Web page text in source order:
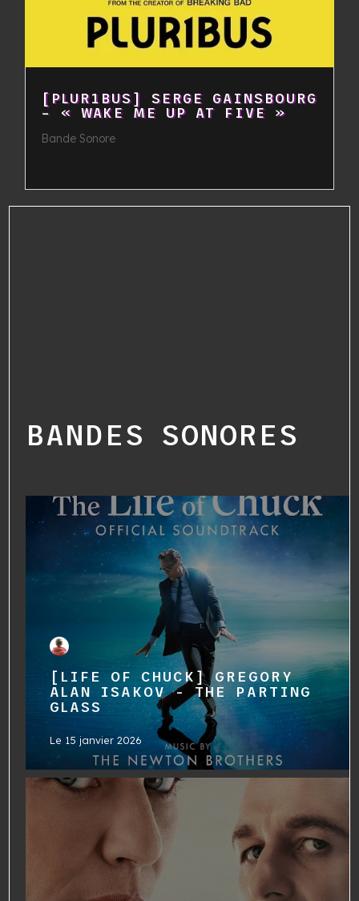
[PLUR1BUS] SERGE GAINSBOURG
– « WAKE ME UP AT FIVE »
Bande Sonore
BANDES SONORES
[LIFE OF CHUCK] GREGORY
ALAN ISAKOV - THE PARTING
GLASS
Le 15 janvier 2026